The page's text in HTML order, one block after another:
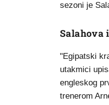
sezoni je
Salahova
"Egipatski
utakmici
engleskog
trenerom